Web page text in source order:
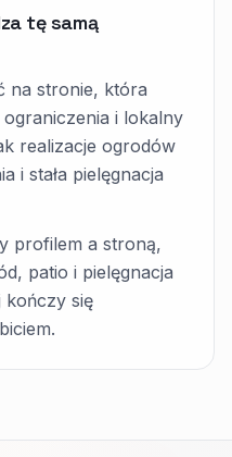
tę samą
na stronie, która
i lokalny
realizacje ogrodów
i stała pielęgnacja
profilem a stroną,
patio i pielęgnacja
kończy się